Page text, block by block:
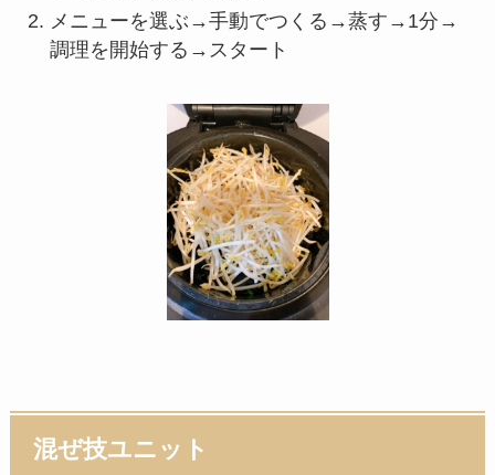
メニューを選ぶ→手動でつくる→蒸す→1分→
調理を開始する→スタート
混ぜ技ユニット